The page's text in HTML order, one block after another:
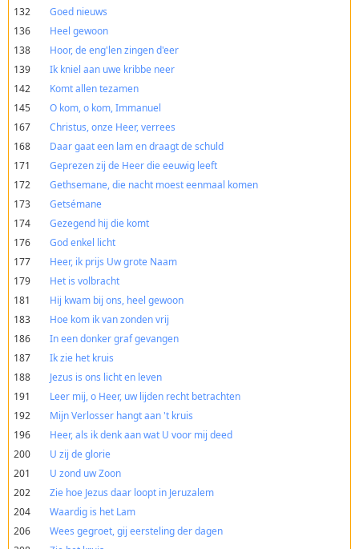
132
Goed nieuws
136
Heel gewoon
138
Hoor, de eng'len zingen d'eer
139
Ik kniel aan uwe kribbe neer
142
Komt allen tezamen
145
O kom, o kom, Immanuel
167
Christus, onze Heer, verrees
168
Daar gaat een lam en draagt de schuld
171
Geprezen zij de Heer die eeuwig leeft
172
Gethsemane, die nacht moest eenmaal komen
173
Getsémane
174
Gezegend hij die komt
176
God enkel licht
177
Heer, ik prijs Uw grote Naam
179
Het is volbracht
181
Hij kwam bij ons, heel gewoon
183
Hoe kom ik van zonden vrij
186
In een donker graf gevangen
187
Ik zie het kruis
188
Jezus is ons licht en leven
191
Leer mij, o Heer, uw lijden recht betrachten
192
Mijn Verlosser hangt aan 't kruis
196
Heer, als ik denk aan wat U voor mij deed
200
U zij de glorie
201
U zond uw Zoon
202
Zie hoe Jezus daar loopt in Jeruzalem
204
Waardig is het Lam
206
Wees gegroet, gij eersteling der dagen